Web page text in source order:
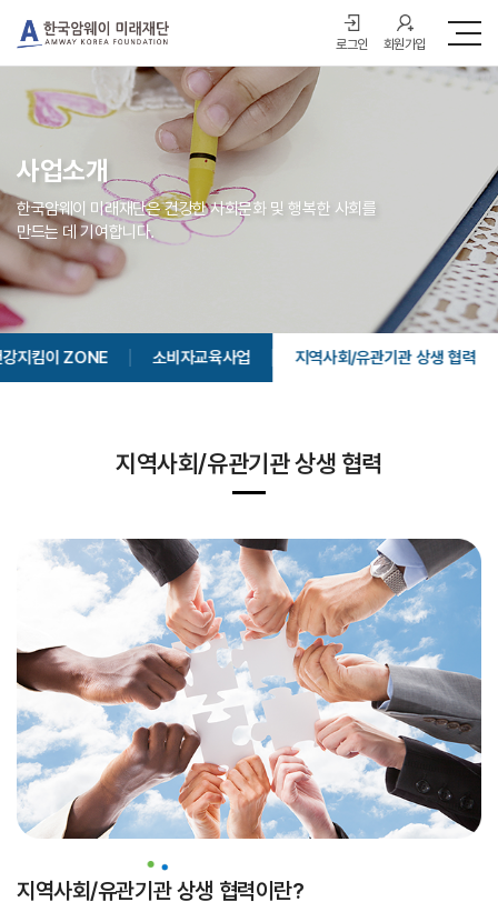
로그인 회원가입
사업소개
한국암웨이 미래재단은 건강한 사회문화 및 행복한 사회를
만드는 데 기여합니다.
강지킴이 ZONE 소비자교육사업 지역사회/유관기관 상생 협력
지역사회/유관기관 상생 협력
지역사회/유관기관 상생 협력이란?